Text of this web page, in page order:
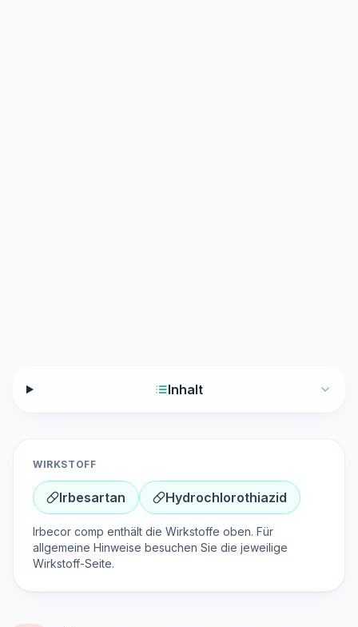
Inhalt
WIRKSTOFF
Irbesartan Hydrochlorothiazid
Irbecor comp enthält die Wirkstoffe oben. Für
allgemeine Hinweise besuchen Sie die jeweilige
Wirkstoff-Seite.